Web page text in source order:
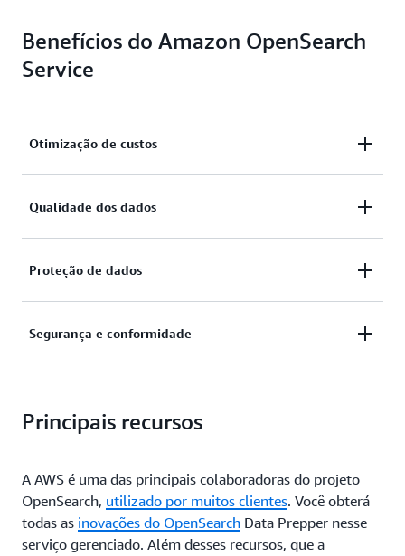
Benefícios do Amazon OpenSearch
Service
Otimização de custos
desduplicando, obtendo amostras e encaminhando
dados ruidosos para reduzir os custos de
Qualidade dos dados
filtrando e enriquecendo os dados com
processadores integrados e adotando esquemas
de investigação de segurança.
Proteção de dados
informações confidenciais antes que elas cheguem
Segurança e conformidade
dados.
Principais recursos
A AWS é uma das principais colaboradoras do projeto
OpenSearch, utilizado por muitos clientes. Você obterá
todas as inovações do OpenSearch Data Prepper nesse
serviço gerenciado. Além desses recursos, que a